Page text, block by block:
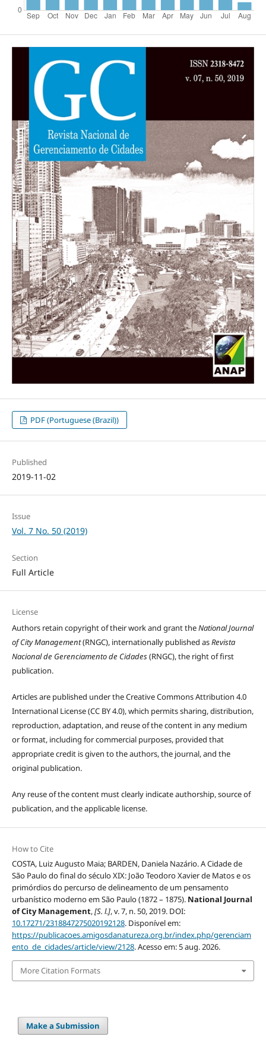
PDF (Portuguese (Brazil))
Published
2019-11-02
Issue
Vol. 7 No. 50 (2019)
Section
Full Article
License
Authors retain copyright of their work and grant theNational Journal
of City Management(RNGC), internationally published asRevista
Nacional de Gerenciamento de Cidades(RNGC), the right of first
publication.
Articles are published under the Creative Commons Attribution 4.0
International License (CC BY 4.0), which permits sharing, distribution,
reproduction, adaptation, and reuse of the content in any medium
or format, including for commercial purposes, provided that
appropriate credit is given to the authors, the journal, and the
original publication.
Any reuse of the content must clearly indicate authorship, source of
publication, and the applicable license.
How to Cite
COSTA, Luiz Augusto Maia; BARDEN, Daniela Nazário. A Cidade de
São Paulo do final do século XIX: João Teodoro Xavier de Matos e os
primórdios do percurso de delineamento de um pensamento
urbanístico moderno em São Paulo (1872 – 1875). National Journal
of City Management,[S. l.], v. 7, n. 50, 2019. DOI:
10.17271/2318847275020192128. Disponível em:
https://publicacoes.amigosdanatureza.org.br/index.php/gerenciam
ento_de_cidades/article/view/2128. Acesso em: 5 aug. 2026.
More Citation Formats
Make a Submission